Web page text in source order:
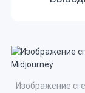
Изображение